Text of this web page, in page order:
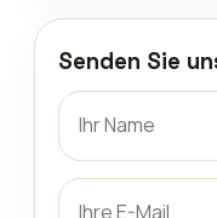
Senden Sie